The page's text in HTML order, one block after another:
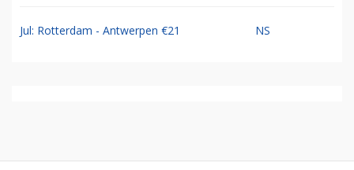
Jul: Rotterdam - Antwerpen €21 NS